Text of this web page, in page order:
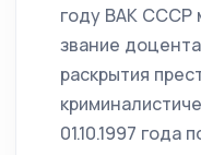
году ВАК СССР
звание
раскрытия
01.10.1997 года